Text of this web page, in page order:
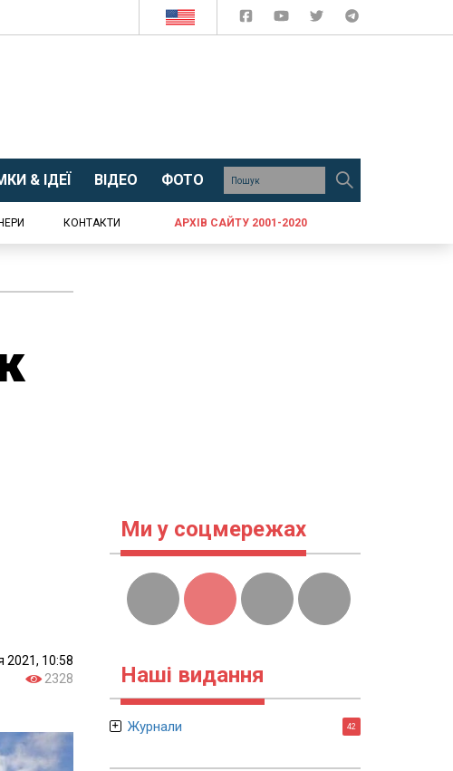
& ІДЕЇ ВІДЕО ФОТО
КОНТАКТИ АРХІВ САЙТУ 2001-2020
2021, 10:58
2328
Ми у соцмережах
Наші видання
Журнали 42